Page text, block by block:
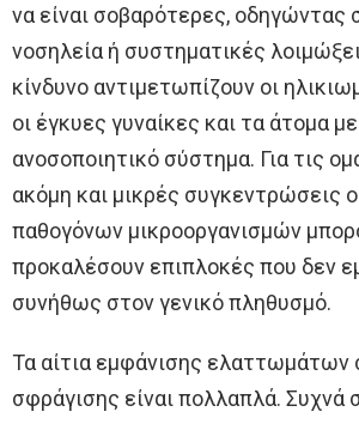
να είναι σοβαρότερες,
νοσηλεία ή συστηματικές
κίνδυνο αντιμετωπίζουν οι
οι έγκυες γυναίκες και τα άτομα
ανοσοποιητικό σύστημα. Για τις
ακόμη και μικρές συγκεντρώσεις
παθογόνων μικροοργανισμών
προκαλέσουν επιπλοκές που δεν
συνήθως στον γενικό πληθυσμό.
Τα αίτια εμφάνισης ελαττωμάτων
σφράγισης είναι πολλαπλά. Συχνά